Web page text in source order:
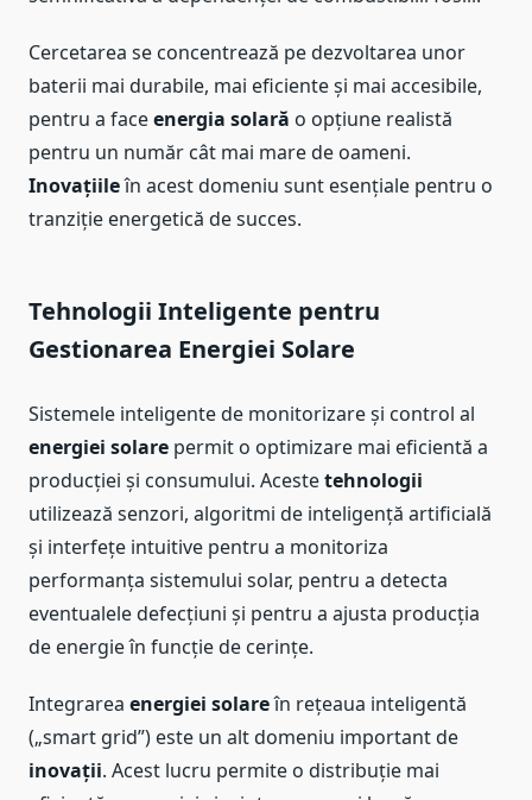
Cercetarea se concentrează pe dezvoltarea unor
baterii mai durabile, mai eficiente și mai accesibile,
pentru a faceenergia solară o opțiune realistă
pentru un număr cât mai mare de oameni.
Inovațiileîn acest domeniu sunt esențiale pentru o
tranziție energetică de succes.
Tehnologii Inteligente pentru
Gestionarea Energiei Solare
Sistemele inteligente de monitorizare și control al
energiei solare permit o optimizare mai eficientă a
producției și consumului. Acestetehnologii
utilizează senzori, algoritmi de inteligență artificială
și interfețe intuitive pentru a monitoriza
performanța sistemului solar, pentru a detecta
eventualele defecțiuni și pentru a ajusta producția
de energie în funcție de cerințe.
Integrarea energiei solareîn rețeaua inteligentă
(„smart grid”) este un alt domeniu important de
inovații. Acest lucru permite o distribuție mai